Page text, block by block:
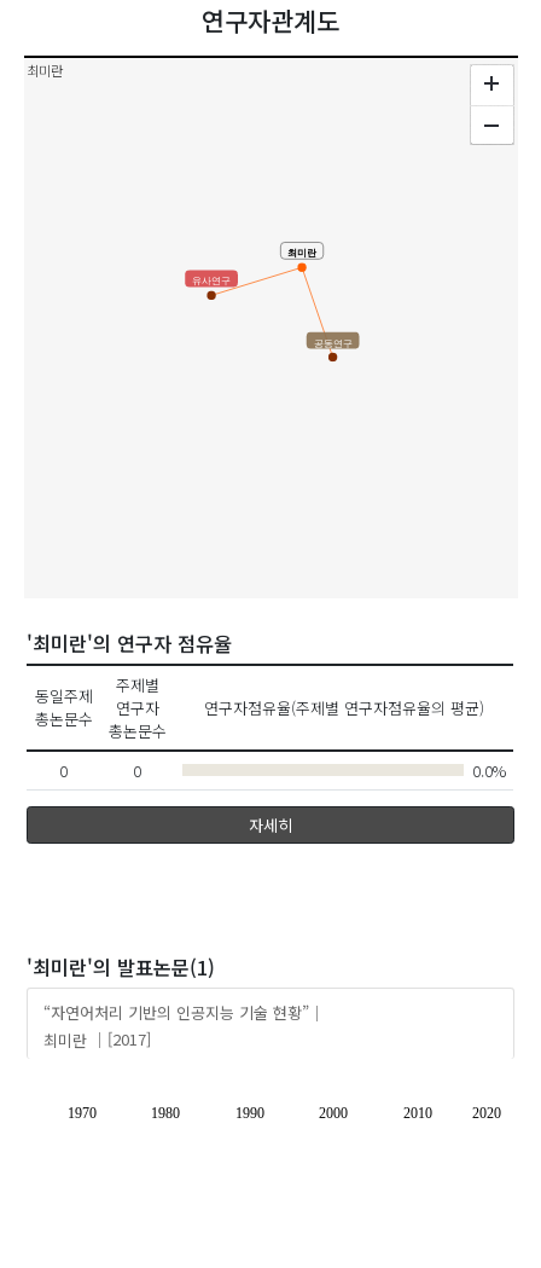
연구자관계도
최미란
최미란
공동연구
유사연구
'최미란'의 연구자 점유율
동일주제
총논문수
주제별
연구자
총논문수
연구자점유율(주제별 연구자점유율의 평균)
0 0 0.0%
자세히
'최미란'의 발표논문(1)
“자연어처리 기반의 인공지능 기술 현황”
최미란
[2017]
1970 1980 1990 2000 2010 2020